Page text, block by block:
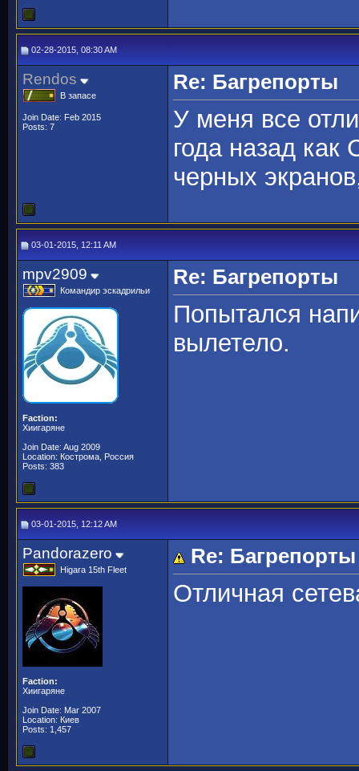
02-28-2015, 08:30 AM
Rendos
В запасе
Join Date: Feb 2015
Posts: 7
Re: Багрепорты
У меня все
года назад
черных
03-01-2015, 12:11 AM
mpv2909
Командир эскадрильи
Faction:
Хиигаряне
Join Date: Aug 2009
Location: Кострома, Россия
Posts: 383
Re: Багрепорты
Попытался
вылетело.
03-01-2015, 12:12 AM
Pandorazero
Higara 15th Fleet
Faction:
Хиигаряне
Join Date: Mar 2007
Location: Киев
Posts: 1,457
Re: Багрепорты
Отличная